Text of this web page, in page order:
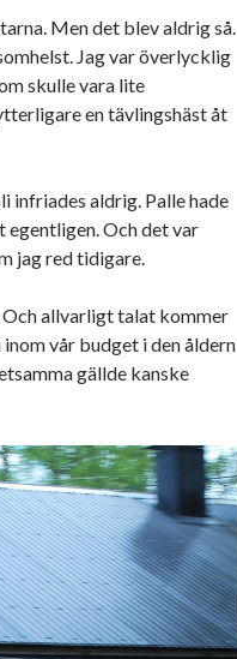
Men det blev aldrig så.
Jag var överlycklig
skulle vara lite
en tävlingshäst åt
infriades aldrig. Palle hade
egentligen. Och det var
jag red tidigare.
allvarligt talat kommer
vår budget i den åldern
gällde kanske